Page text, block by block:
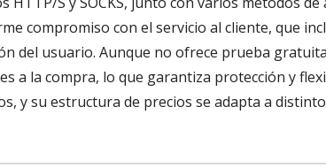
compromiso con el servicio al cliente, que
del usuario. Aunque no ofrece prueba
a la compra, lo que garantiza protección y
y su estructura de precios se adapta a